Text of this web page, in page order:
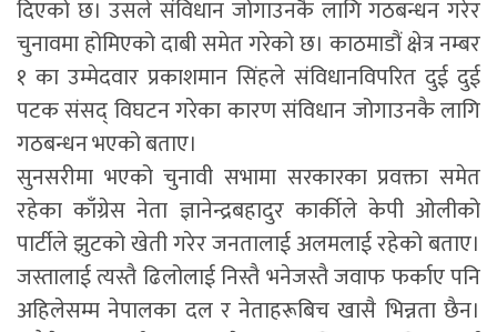
दिएको छ। उसले संविधान जोगाउनकै लागि गठबन्धन गरेर
चुनावमा होमिएको दाबी समेत गरेको छ। काठमाडौं क्षेत्र नम्बर
१ का उम्मेदवार प्रकाशमान सिंहले संविधानविपरित दुई दुई
पटक संसद् विघटन गरेका कारण संविधान जोगाउनकै लागि
गठबन्धन भएको बताए।
सुनसरीमा भएको चुनावी सभामा सरकारका प्रवक्ता समेत
रहेका काँग्रेस नेता ज्ञानेन्द्रबहादुर कार्कीले केपी ओलीको
पार्टीले झुटको खेती गरेर जनतालाई अलमलाई रहेको बताए।
जस्तालाई त्यस्तै ढिलोलाई निस्तै भनेजस्तै जवाफ फर्काए पनि
अहिलेसम्म नेपालका दल र नेताहरूबिच खासै भिन्नता छैन।